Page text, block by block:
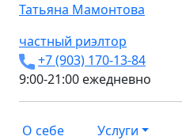
Татьяна Мамонтова
частный риэлтор
+7 (903) 170-13-84
9:00-21:00 ежедневно
О себе Услуги